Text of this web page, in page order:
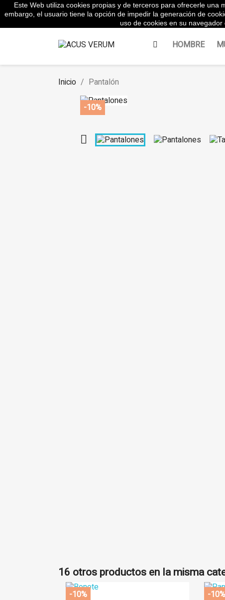
WhatsApp:645854217
HOMBRE
Inicio Pantalón
-10%

16 otros productos en la misma
-10% -10%
Este Web utiliza cookies propias y de terceros para ofrecerle una
embargo, el usuario tiene la opción de impedir la generación de
uso de cookies en su